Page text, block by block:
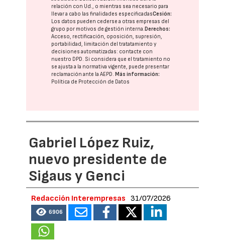
relación con Ud., o mientras sea necesario para
llevar a cabo las finalidades especificadasCesión:
Los datos pueden cederse a otras empresas del
grupo por motivos de gestión interna.Derechos:
Acceso, rectificación, oposición, supresión,
portabilidad, limitación del tratatamiento y
decisiones automatizadas: contacte con
nuestro DPD. Si considera que el tratamiento no
se ajusta a la normativa vigente, puede presentar
reclamación ante laAEPD.Más información:
Política de Protección de Datos
Gabriel López Ruiz,
nuevo presidente de
Sigaus y Genci
Redacción Interempresas 31/07/2026
6906